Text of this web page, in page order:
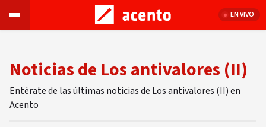
EN VIVO
Noticias de Los antivalores (II)
Entérate de las últimas noticias de Los antivalores (II) en
Acento